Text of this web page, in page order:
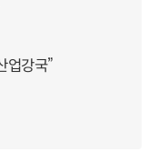
업강국”